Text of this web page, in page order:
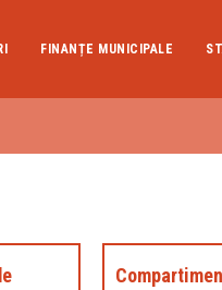
FINANȚE MUNICIPALE